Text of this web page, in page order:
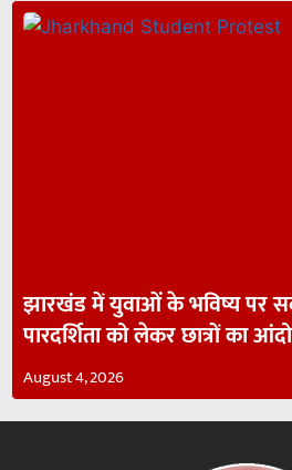
झारखंड में युवाओं के भविष्य पर
पारदर्शिता को लेकर छात्रों का
August 4, 2026